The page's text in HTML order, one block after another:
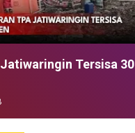
Tersisa 30